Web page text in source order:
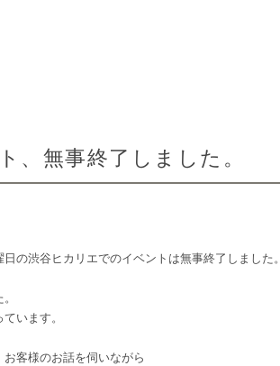
、無事終了しました。
の渋谷ヒカリエでのイベントは無事終了しました。
います。
客様のお話を伺いながら